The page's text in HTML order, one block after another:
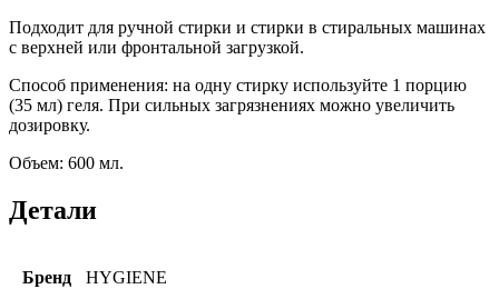
Подходит для ручной стирки и стирки в стиральных машинах
с верхней или фронтальной загрузкой.
Способ применения: на одну стирку используйте 1 порцию
(35 мл) геля. При сильных загрязнениях можно увеличить
дозировку.
Объем: 600 мл.
Детали
Бренд HYGIENE